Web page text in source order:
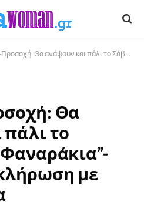
ανάψουν και πάλι το Σάββατο τα “Φαναράκια”-Θα υπάρχει κλήρωση με μεγάλα δώρα
Θα
το
με